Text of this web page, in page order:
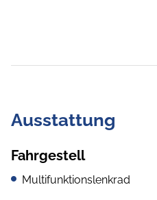
Ausstattung
Fahrgestell
Multifunktionslenkrad